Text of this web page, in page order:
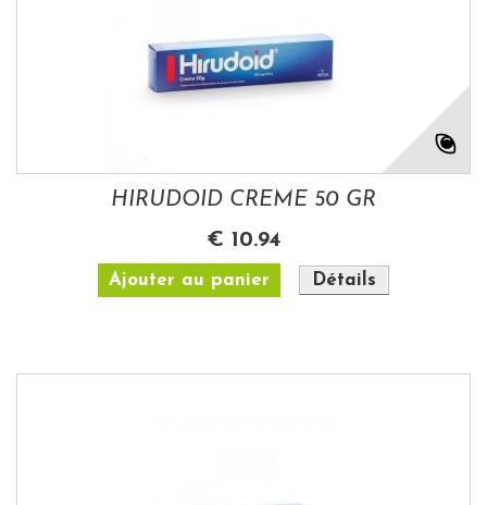
HIRUDOID CREME 50 GR
€ 10.94
Ajouter au panier Détails